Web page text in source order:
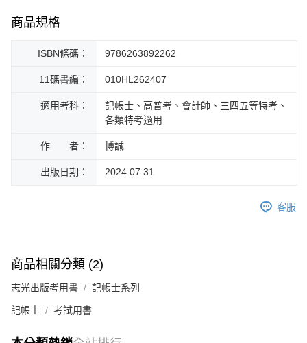
商品規格
ISBN條碼： 9786263892262
11碼書編： 010HL262407
適用考科：
記帳士、高普考、會計師、三四五等特考、
各類特考適用
作 者： 博誠
出版日期： 2024.07.31
客服
商品相關分類 (2)
志光出版考用書 記帳士系列
記帳士 考試用書